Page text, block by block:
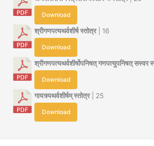
Download
श्रीगणपत्यथर्वशीर्ष स्तोत्र| 16
Download
श्रीगणपत्यथर्वशीर्षोपनिषत् गणपत्युपनिषत् सस्वर
Download
गायत्र्यथर्वशीर्षम् स्तोत्र| 25
Download